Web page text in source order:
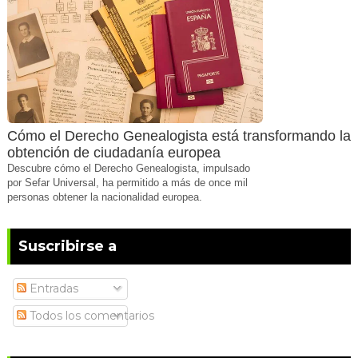
Cómo el Derecho Genealogista está transformando la
obtención de ciudadanía europea
Descubre cómo el Derecho Genealogista, impulsado
por Sefar Universal, ha permitido a más de once mil
personas obtener la nacionalidad europea.
Suscribirse a
Entradas
Todos los comentarios